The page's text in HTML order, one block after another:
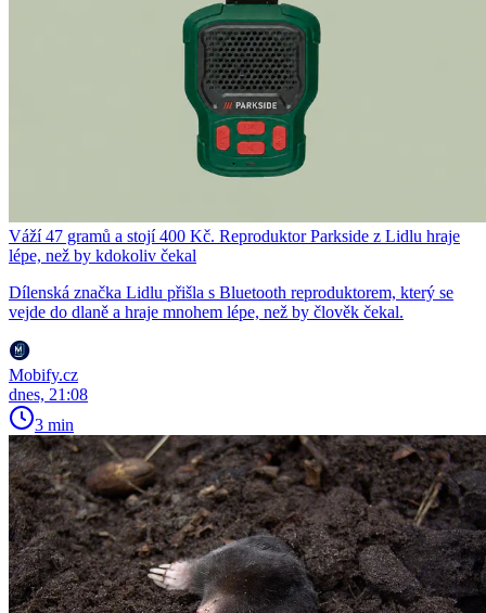
Váží 47 gramů a stojí 400 Kč. Reproduktor Parkside z Lidlu hraje
lépe, než by kdokoliv čekal
Dílenská značka Lidlu přišla s Bluetooth reproduktorem, který se
vejde do dlaně a hraje mnohem lépe, než by člověk čekal.
Mobify.cz
dnes, 21:08
3 min